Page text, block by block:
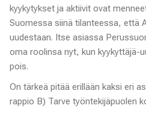
kyykytykset ja aktiivit ovat
Suomessa siinä tilanteessa, että
uudestaan. Itse asiassa
oma roolinsa nyt, kun kyykyttäjä-
pois.
On tärkeä pitää erillään kaksi eri
rappio B) Tarve työntekijäpuolen